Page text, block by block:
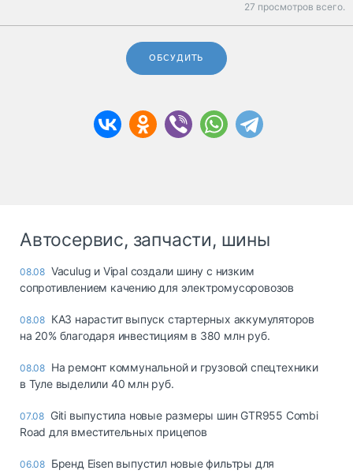
27 просмотров всего.
ОБСУДИТЬ
Автосервис, запчасти, шины
08.08 Vaculug и Vipal создали шину с низким
сопротивлением качению для электромусоровозов
08.08 КАЗ нарастит выпуск стартерных аккумуляторов
на 20% благодаря инвестициям в 380 млн руб.
08.08 На ремонт коммунальной и грузовой спецтехники
в Туле выделили 40 млн руб.
07.08 Giti выпустила новые размеры шин GTR955 Combi
Road для вместительных прицепов
06.08 Бренд Eisen выпустил новые фильтры для